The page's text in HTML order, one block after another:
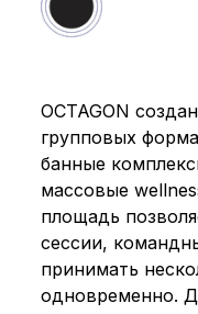
OCTAGON
групповых
банные
массовые
площадь
сессии,
принимать
одновременно.